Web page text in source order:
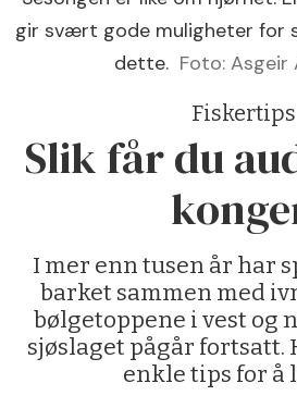
gir svært gode muligheter for
dette. Foto: Asgeir
Fiskertips
Slik får du
I mer enn tusen år har
barket sammen med
bølgetoppene i vest og
sjøslaget pågår fortsatt.
enkle tips for å